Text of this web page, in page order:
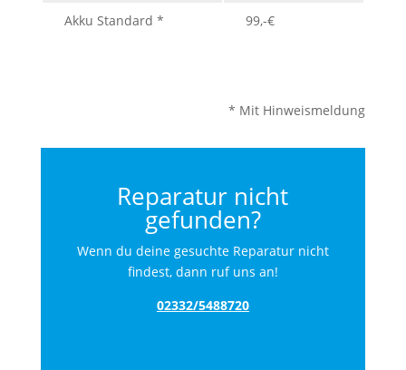
Akku Standard * 99,-€
* Mit Hinweismeldung
Reparatur nicht
gefunden?
Wenn du deine gesuchte Reparatur nicht
findest, dann ruf uns an!
02332/5488720